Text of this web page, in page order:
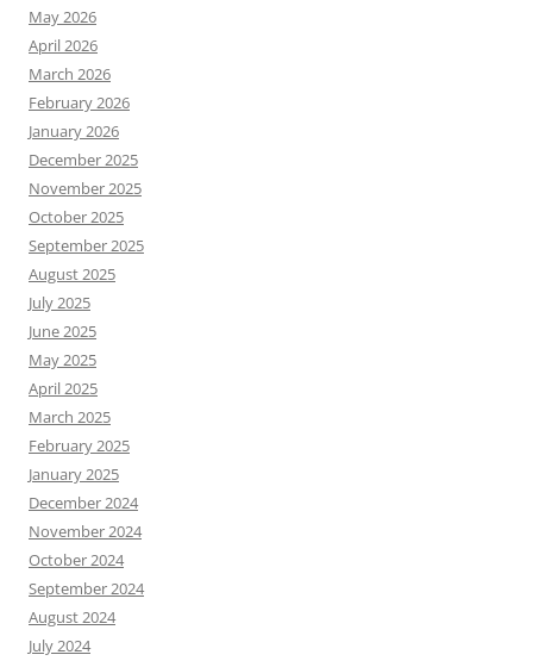
May 2026
April 2026
March 2026
February 2026
January 2026
December 2025
November 2025
October 2025
September 2025
August 2025
July 2025
June 2025
May 2025
April 2025
March 2025
February 2025
January 2025
December 2024
November 2024
October 2024
September 2024
August 2024
July 2024